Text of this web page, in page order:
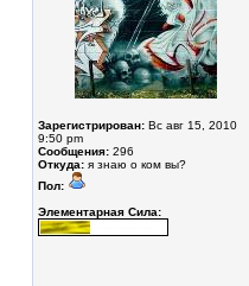
Зарегистрирован: Вс авг 15, 2010
9:50 pm
Сообщения: 296
Откуда: я знаю о ком вы?
Пол:
Элементарная Сила: